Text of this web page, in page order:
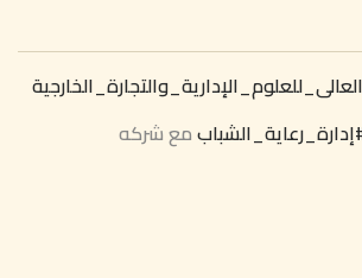
مع شركه